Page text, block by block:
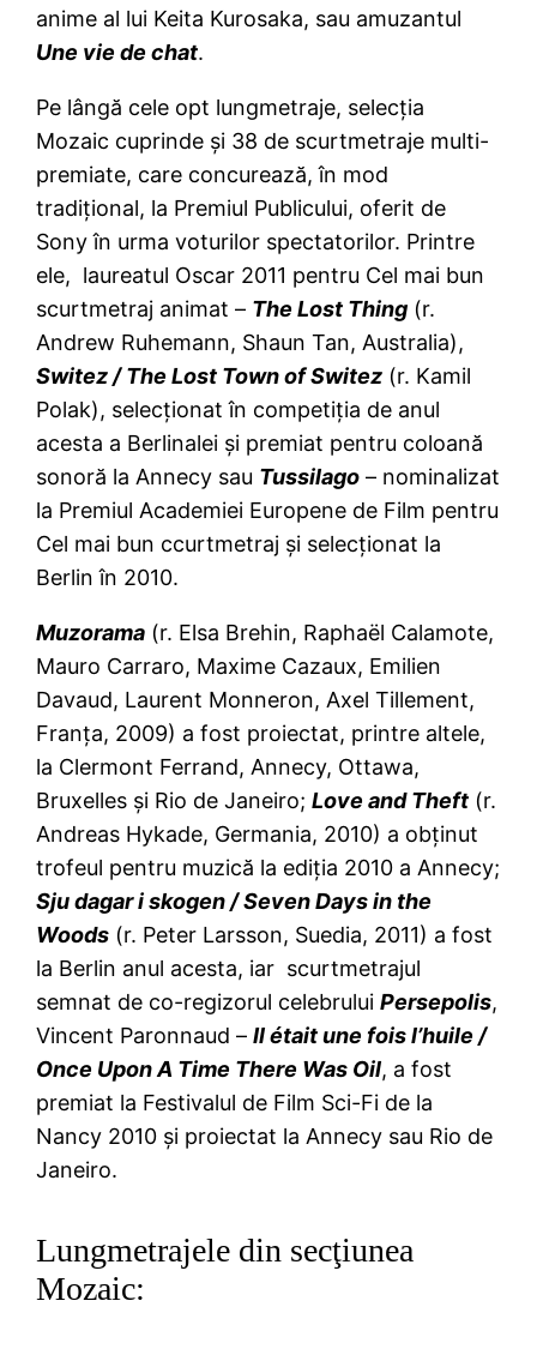
anime al lui Keita Kurosaka, sau amuzantul
Une vie de chat.
Pe lângă cele opt lungmetraje, selecţia
Mozaic cuprinde şi 38 de scurtmetraje multi-
premiate, care concurează, în mod
tradiţional, la Premiul Publicului, oferit de
Sony în urma voturilor spectatorilor. Printre
ele, laureatul Oscar 2011 pentru Cel mai bun
scurtmetraj animat – The Lost Thing (r.
Andrew Ruhemann, Shaun Tan, Australia),
Switez / The Lost Town of Switez (r. Kamil
Polak), selecţionat în competiţia de anul
acesta a Berlinalei şi premiat pentru coloană
sonoră la Annecy sau Tussilago – nominalizat
la Premiul Academiei Europene de Film pentru
Cel mai bun ccurtmetraj şi selecţionat la
Berlin în 2010.
Muzorama (r. Elsa Brehin, Raphaël Calamote,
Mauro Carraro, Maxime Cazaux, Emilien
Davaud, Laurent Monneron, Axel Tillement,
Franţa, 2009) a fost proiectat, printre altele,
la Clermont Ferrand, Annecy, Ottawa,
Bruxelles şi Rio de Janeiro;Love and Theft (r.
Andreas Hykade, Germania, 2010) a obţinut
trofeul pentru muzică la ediţia 2010 a Annecy;
Sju dagar i skogen / Seven Days in the
Woods (r. Peter Larsson, Suedia, 2011) a fost
la Berlin anul acesta, iar scurtmetrajul
semnat de co-regizorul celebruluiPersepolis,
Vincent Paronnaud –Il était une fois l’huile /
Once Upon A Time There Was Oil, a fost
premiat la Festivalul de Film Sci-Fi de la
Nancy 2010 şi proiectat la Annecy sau Rio de
Janeiro.
Lungmetrajele din secţiunea
Mozaic: